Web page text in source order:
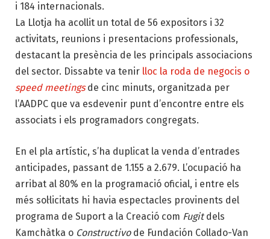
i 184 internacionals.
La Llotja ha acollit un total de 56 expositors i 32
activitats, reunions i presentacions professionals,
destacant la presència de les principals associacions
del sector. Dissabte va tenir lloc la roda de negocis o
speed meetingsde cinc minuts, organitzada per
l’AADPC que va esdevenir punt d’encontre entre els
associats i els programadors congregats.
En el pla artístic, s’ha duplicat la venda d’entrades
anticipades, passant de 1.155 a 2.679. L’ocupació ha
arribat al 80% en la programació oficial, i entre els
més sol·licitats hi havia espectacles provinents del
programa de Suport a la Creació com Fugitdels
Kamchàtka o Constructivo de Fundación Collado-Van